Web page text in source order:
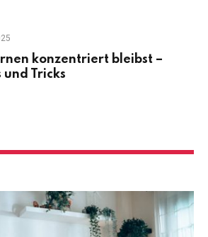
konzentriert bleibst –
und Tricks